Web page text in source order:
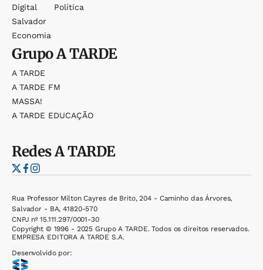
Digital
Salvador
Economia
Política
GrupoA TARDE
A TARDE
A TARDE FM
MASSA!
A TARDE EDUCAÇÃO
RedesA TARDE
Rua Professor Milton Cayres de Brito, 204 - Caminho das Árvores,
Salvador - BA, 41820-570
CNPJ nº 15.111.297/0001-30
Copyright © 1996 - 2025 Grupo A TARDE. Todos os direitos reservados.
EMPRESA EDITORA A TARDE S.A.
Desenvolvido por: